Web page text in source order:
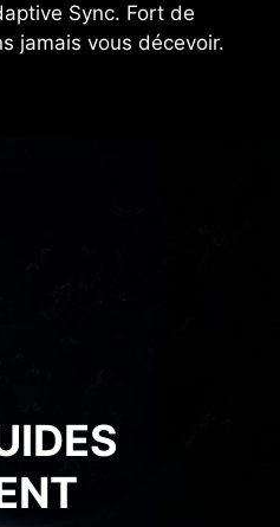
Sync. Fort de
jamais vous décevoir.